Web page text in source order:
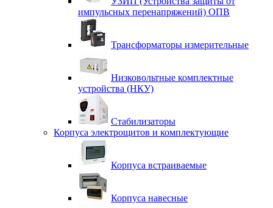
импульсных перенапряжений) ОПВ
Трансформаторы измерительные
Низковольтные комплектные
устройства (НКУ)
Стабилизаторы
Корпуса электрощитов и комплектующие
Корпуса встраиваемые
Корпуса навесные